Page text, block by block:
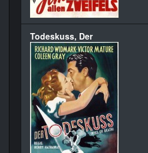
Todeskuss, Der